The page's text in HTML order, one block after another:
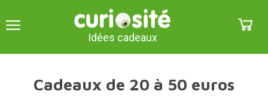
Idées cadeaux
Cadeaux de 20 à 50 euros